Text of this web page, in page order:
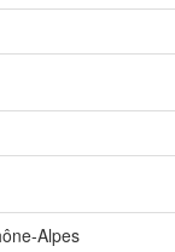
Alpes